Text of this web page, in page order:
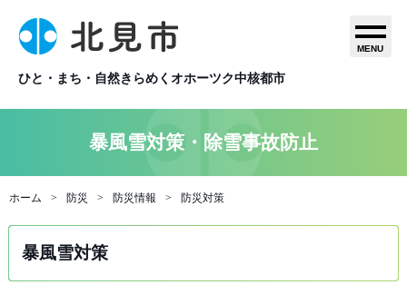
ひと・まち・自然きらめくオホーツク中核都市
MENU
暴風雪対策・除雪事故防止
ホーム 防災 防災情報 防災対策
暴風雪対策